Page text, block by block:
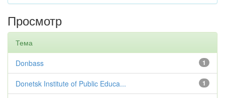
Просмотр
Тема
1
Donbass
1
Donetsk Institute of Public Educa...